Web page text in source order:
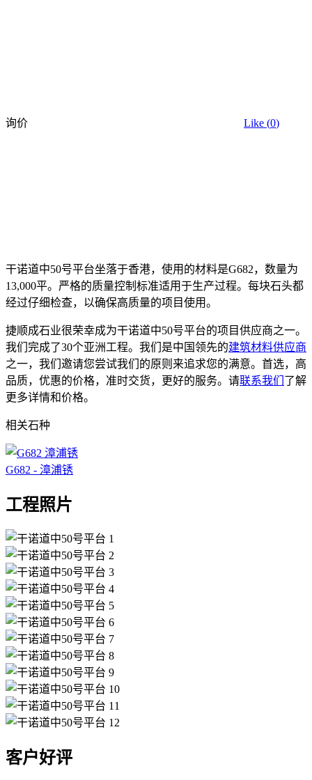
询价 Like (0)
干诺道中50号平台坐落于香港，使用的材料是G682，数量为
13,000平。严格的质量控制标准适用于生产过程。每块石头都
经过仔细检查，以确保高质量的项目使用。
捷顺成石业很荣幸成为干诺道中50号平台的项目供应商之一。
我们完成了30个亚洲工程。我们是中国领先的建筑材料供应商
之一，我们邀请您尝试我们的原则来追求您的满意。首选，高
品质，优惠的价格，准时交货，更好的服务。请联系我们 了解
更多详情和价格。
相关石种
G682 - 漳浦锈
工程照片
客户好评